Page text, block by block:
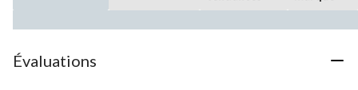
Évaluations